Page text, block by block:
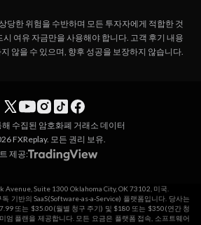
당한 위험을 수반하며 모든 투자자에게 적합한 것
여유 자금만을 사용해야 합니다. 고객 후기 내용
않을 수 있으며, 향후 성공을 보장하지 않습니다.
해 수집된 암호화폐 거래소 데이터
FXReplay. 모든 권리 보유.
제공:
Avenue, Suite 1300 Oklahoma City, OK 73102, 미국.
기반의 SaaS(Software-as-a-Service) 플랫폼입니다. 당사는
또는 $35.00(월별 청구 주기) 및 $180 또는 $350(연간 청
엄 플랜을 제공합니다. 모든 요금은 플랫폼 접속, 소프트웨어